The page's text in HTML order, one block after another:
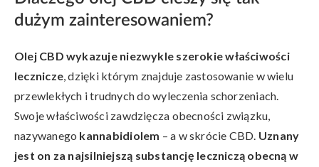
dużym zainteresowaniem?
Olej CBD wykazuje niezwykle szerokie właściwości
lecznicze, dzięki którym znajduje zastosowanie w wielu
przewlekłych i trudnych do wyleczenia schorzeniach.
Swoje właściwości zawdzięcza obecności związku,
nazywanego kannabidiolem – a w skrócie CBD. Uznany
jest on za najsilniejszą substancję leczniczą obecną w